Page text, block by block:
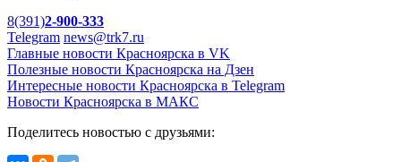
8(391)2-900-333
Telegram news@trk7.ru
Главные новости Красноярска в VK
Полезные новости Красноярска на Дзен
Интересные новости Красноярска в Telegram
Новости Красноярска в МАКС
Поделитесь новостью с друзьями: